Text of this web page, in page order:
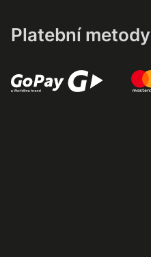
Platební metody